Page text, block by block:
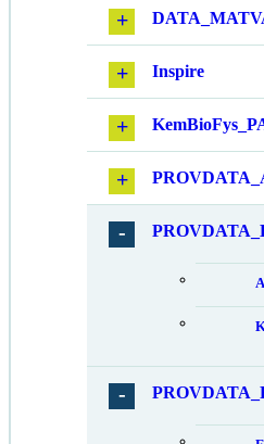
Inspire